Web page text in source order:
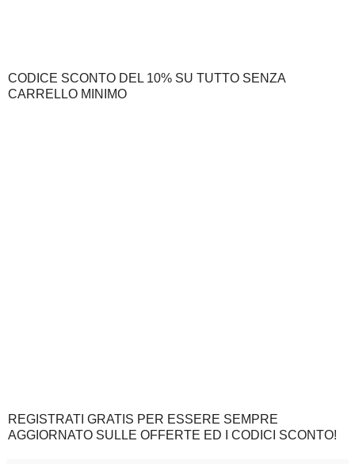
CODICE SCONTO DEL 10% SU TUTTO SENZA
CARRELLO MINIMO
REGISTRATI GRATIS PER ESSERE SEMPRE
AGGIORNATO SULLE OFFERTE ED I CODICI SCONTO!